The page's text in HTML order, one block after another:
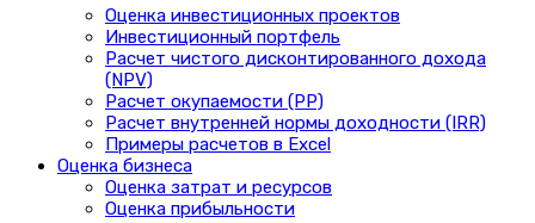
Оценка инвестиционных проектов
Инвестиционный портфель
Расчет чистого дисконтированного дохода
(NPV)
Расчет окупаемости (PP)
Расчет внутренней нормы доходности (IRR)
Примеры расчетов в Excel
Оценка бизнеса
Оценка затрат и ресурсов
Оценка прибыльности